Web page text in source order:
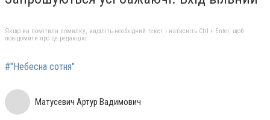
Якщо ви помітили помилку, виділіть необхідний текст і натисніть Ctrl + Enter, щоб
повідомити про це редакцію
#"Небесна сотня"
Матусевич Артур Вадимович